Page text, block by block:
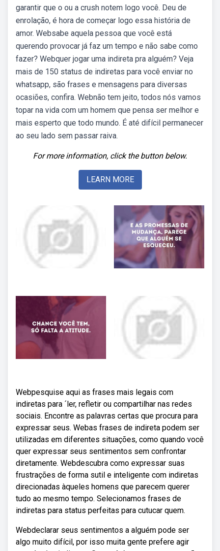
garantir que o ou a crush notem logo você. Deu de
enrolação, é hora de começar logo essa história de
amor. Websabe aquela pessoa que você está
querendo provocar já faz um tempo e não sabe como
fazer? Webquer jogar uma indireta pra alguém? Veja
mais de 150 status de indiretas para você enviar no
whatsapp, são frases e mensagens para diversas
ocasiões, confira. Webnão tem jeito, todos nós vamos
topar na vida com um homem que pensa ser melhor e
mais esperto que todo mundo. É até difícil permanecer
ao seu lado sem passar raiva.
For more information, click the button below.
LEARN MORE
Webpesquise aqui as frases mais legais com
indiretas para ´ler, refletir ou compartilhar nas redes
sociais. Encontre as palavras certas que procura para
expressar seus. Webas frases de indireta podem ser
utilizadas em diferentes situações, como quando você
quer expressar seus sentimentos sem confrontar
diretamente. Webdescubra como expressar suas
frustrações de forma sutil e inteligente com indiretas
direcionadas àqueles homens que parecem querer
tudo ao mesmo tempo. Selecionamos frases de
indiretas para status perfeitas para cutucar quem.
Webdeclarar seus sentimentos a alguém pode ser
algo muito difícil, por isso muita gente prefere agir